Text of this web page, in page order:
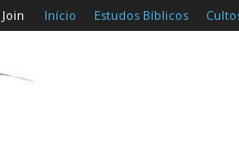
Início Estudos Bíblicos